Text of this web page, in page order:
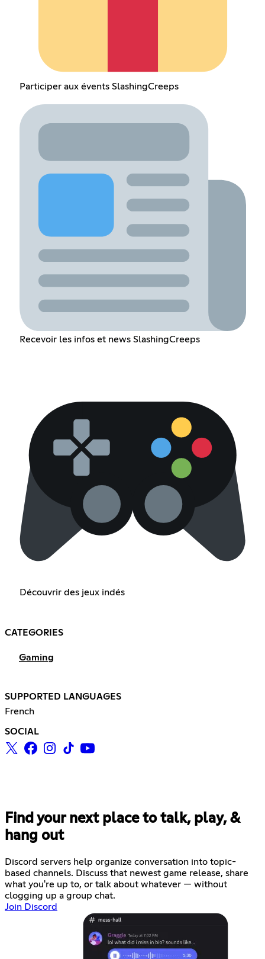
Participer aux évents SlashingCreeps
Recevoir les infos et news SlashingCreeps
Découvrir des jeux indés
CATEGORIES
Gaming
SUPPORTED LANGUAGES
French
SOCIAL
Find your next place to talk, play, &
hang out
Discord servers help organize conversation into topic-
based channels. Discuss that newest game release, share
what you're up to, or talk about whatever — without
clogging up a group chat.
Join Discord